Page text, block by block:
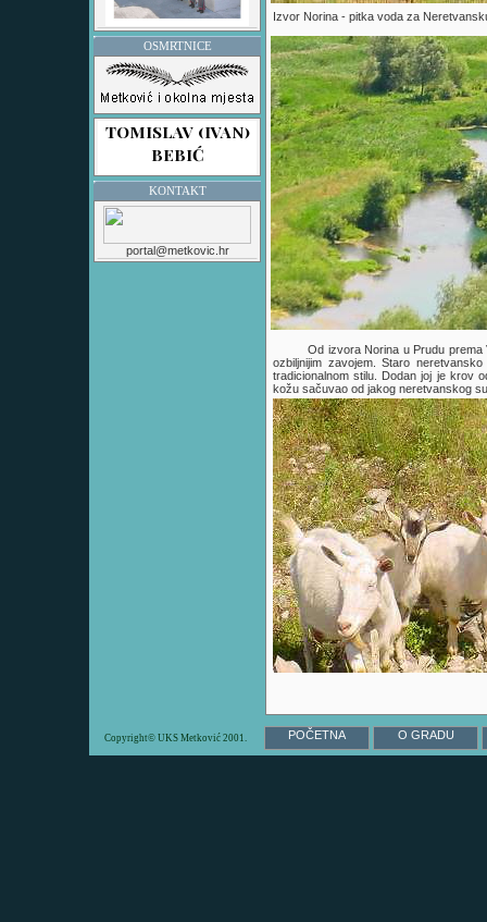
OSMRTNICE
KONTAKT
portal@metkovic.hr
Izvor Norina - pitka voda za
Od izvora Norina u Prudu prema
ozbiljnijim zavojem. Staro
tradicionalnom stilu. Dodan joj je krov
kožu sačuvao od jakog neretvanskog
Copyright© UKS Metković 2001. POČETNA O GRADU